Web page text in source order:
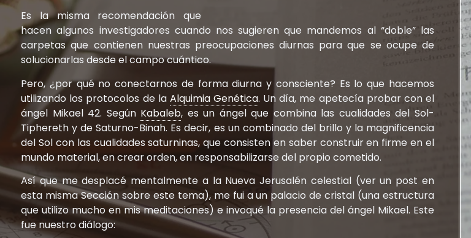
Es la misma recomendación que
hacen algunos investigadores cuando nos sugieren que mandemos al “doble” las
carpetas que contienen nuestras preocupaciones diurnas para que se ocupe de
solucionarlas desde el campo cuántico.
Pero, ¿por qué no conectarnos de forma diurna y consciente? Es lo que hacemos
utilizando los protocolos de la Alquimia Genética. Un día, me apetecía probar con el
ángel Mikael 42. Según Kabaleb, es un ángel que combina las cualidades del Sol-
Tiphereth y de Saturno-Binah. Es decir, es un combinado del brillo y la magnificencia
del Sol con las cualidades saturninas, que consisten en saber construir en firme en el
mundo material, en crear orden, en responsabilizarse del propio cometido.
Así que me desplacé mentalmente a la Nueva Jerusalén celestial (ver un post en
esta misma Sección sobre este tema), me fui a un palacio de cristal (una estructura
que utilizo mucho en mis meditaciones) e invoqué la presencia del ángel Mikael. Este
fue nuestro diálogo: